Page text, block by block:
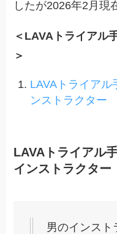
したが2026年2月現
＜LAVAトライアル
＞
LAVAトライア
ンストラクター
LAVAトライアル
インストラクター
男のインスト